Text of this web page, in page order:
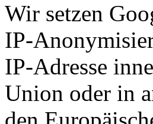
Wir setzen
IP-
IP-Adresse
Union oder in